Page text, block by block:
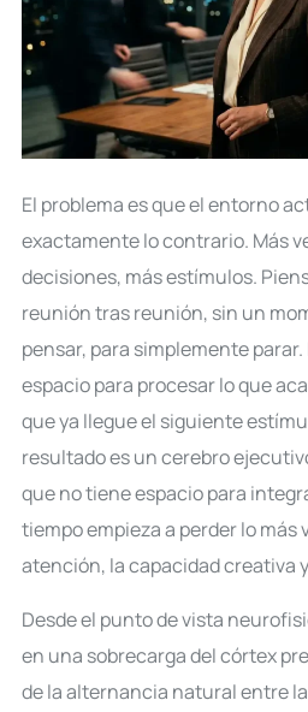
El problema es que el entorno
exactamente lo contrario. Más
decisiones, más estímulos.
reunión tras reunión, sin un
pensar, para simplemente
espacio para procesar lo que
que ya llegue el siguiente
resultado es un cerebro
que no tiene espacio para
tiempo empieza a perder lo más
atención, la capacidad creativa
Desde el punto de vista
en una sobrecarga del córtex
de la alternancia natural entre